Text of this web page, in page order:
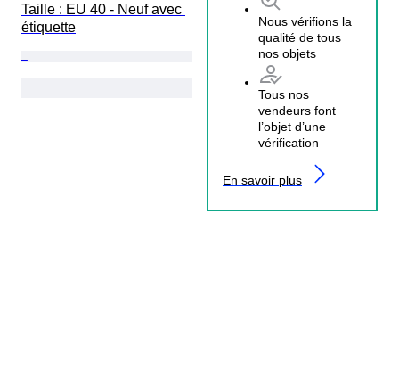
Nous vérifions la
qualité de tous
nos objets
Tous nos
vendeurs font
l’objet d’une
vérification
En savoir plus
Taille : EU 40 - Neuf avec
étiquette